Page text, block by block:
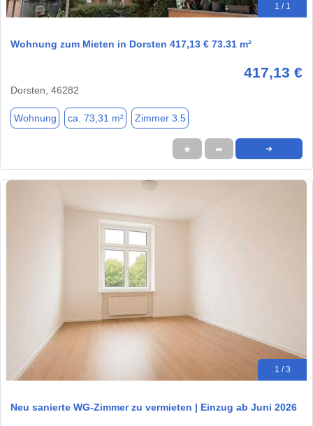
1 / 1
Wohnung zum Mieten in Dorsten 417,13 € 73.31 m²
417,13 €
Dorsten, 46282
Wohnung ca. 73,31 m² Zimmer 3.5
★ ➦ ➜
1 / 3
Neu sanierte WG‑Zimmer zu vermieten | Einzug ab Juni 2026